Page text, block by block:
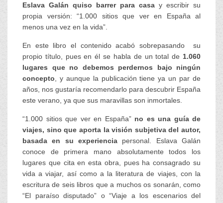
Eslava Galán quiso barrer para casa y escribir su
propia versión: “1.000 sitios que ver en España al
menos una vez en la vida”.
En este libro el contenido acabó sobrepasando su
propio título, pues en él se habla de un total de 1.060
lugares que no debemos perdernos bajo ningún
concepto , y aunque la publicación tiene ya un par de
años, nos gustaría recomendarlo para descubrir España
este verano, ya que sus maravillas son inmortales.
“1.000 sitios que ver en España”no es una guía de
viajes, sino que aporta la visión subjetiva del autor,
basada en su experiencia personal. Eslava Galán
conoce de primera mano absolutamente todos los
lugares que cita en esta obra, pues ha consagrado su
vida a viajar, así como a la literatura de viajes, con la
escritura de seis libros que a muchos os sonarán, como
“El paraíso disputado” o “Viaje a los escenarios del